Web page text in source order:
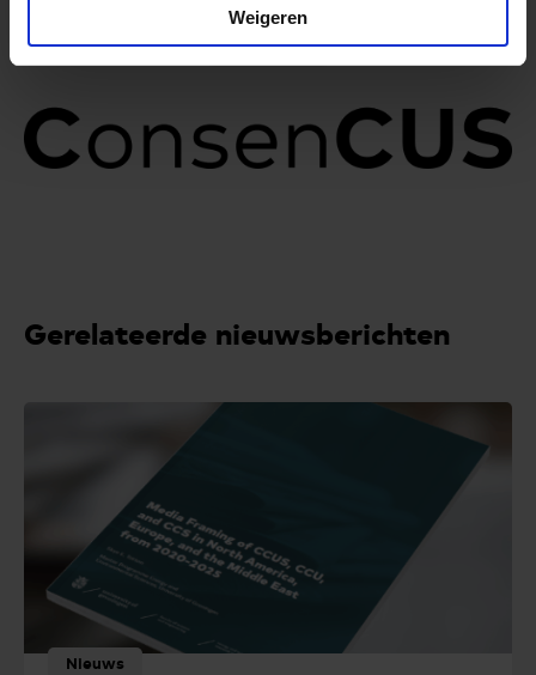
Weigeren
Gerelateerde nieuwsberichten
Nieuws